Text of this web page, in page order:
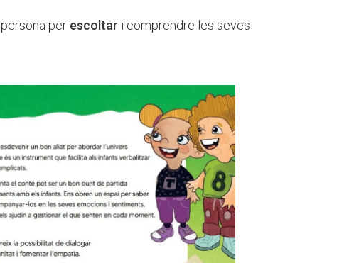
persona per escoltar i comprendre les seves